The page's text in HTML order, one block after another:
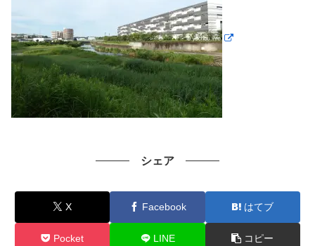
シェア
X Facebook はてブ
Pocket LINE コピー